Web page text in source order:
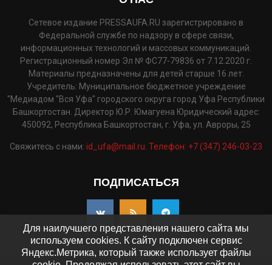
Сетевое издание PRESSAUFA.RU зарегистрировано в
Федеральной службе по надзору в сфере связи,
информационных технологий и массовых коммуникаций.
Регистрационный номер Эл № ФС77-79836 от 7.12.2020 г.
Материалы предназначены для детей старше 16 лет.
Учредитель: Муниципальное бюджетное учреждение
"Медиадом "Вся Уфа" городского округа город Уфа Республики
Башкортостан. Директор Ю.Р. Юмагуена Юридический адрес:
450092, Республика Башкортостан, г. Уфа, ул. Авроры, 25
Свяжитесь с нами: id_ufa@mail.ru. Телефон: +7 (347) 246-03-23
ПОДПИСАТЬСЯ
Для наилучшего представления нашего сайта мы
используем cookies. К сайту подключен сервис
Яндекс.Метрика, который также использует файлы